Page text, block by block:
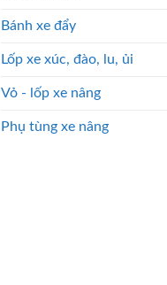
Bánh xe đẩy
Lốp xe xúc, đào, lu, ủi
Vỏ - lốp xe nâng
Phụ tùng xe nâng